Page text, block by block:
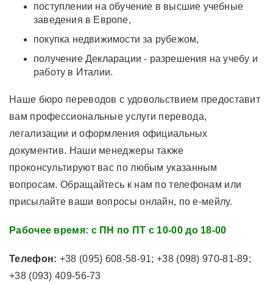
поступлении на обучение в высшие учебные
заведения в Европе,
покупка недвижимости за рубежом,
получение Декларации - разрешения на учебу и
работу в Италии.
Наше бюро переводов с удовольствием предоставит
вам профессиональные услуги перевода,
легализации и оформления официальных
документив. Наши менеджеры также
проконсультируют вас по любым указанным
вопросам. Обращайтесь к нам по телефонам или
присылайте ваши вопросы онлайн, по е-мейлу.
Рабочее время: с ПН по ПТ с 10-00 до 18-00
Телефон: +38 (095) 608-58-91; +38 (098) 970-81-89;
+38 (093) 409-56-73